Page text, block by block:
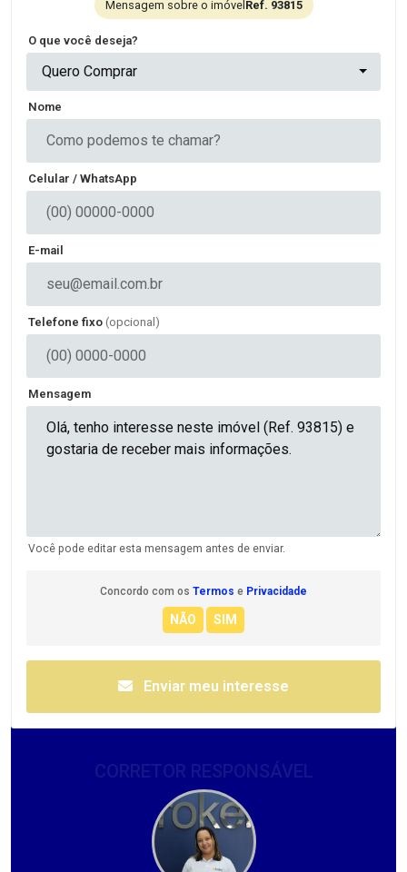
Mensagem sobre o imóvel Ref. 93815
O que você deseja?
Quero Comprar
Nome
Celular / WhatsApp
E-mail
Telefone fixo (opcional)
Mensagem
Você pode editar esta mensagem antes de enviar.
Concordo com os Termos e Privacidade
Enviar meu interesse